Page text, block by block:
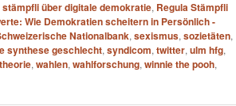
stämpfli über digitale demokratie, Regula Stämpfli
Wie Demokratien scheitern in Persönlich -
Nationalbank, sexismus, sozietäten,
synthese geschlecht, syndicom, twitter, ulm hfg,
, wahlen, wahlforschung, winnie the pooh,